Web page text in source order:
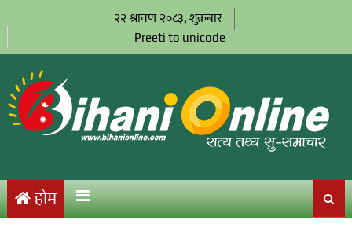
२२ श्रावण २०८३, शुक्रबार
Preeti to unicode
होम